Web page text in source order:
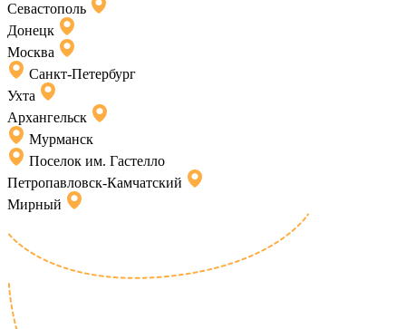
Севастополь
Донецк
Москва
Санкт-Петербург
Ухта
Архангельск
Мурманск
Поселок им. Гастелло
Петропавловск-Камчатский
Мирный